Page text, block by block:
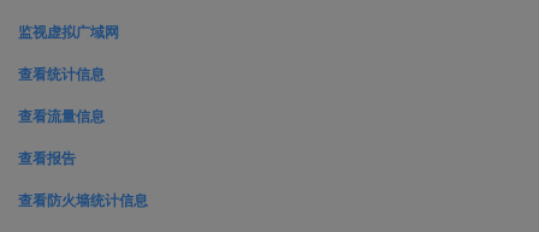
监视虚拟广域网
查看统计信息
查看流量信息
查看报告
查看防火墙统计信息